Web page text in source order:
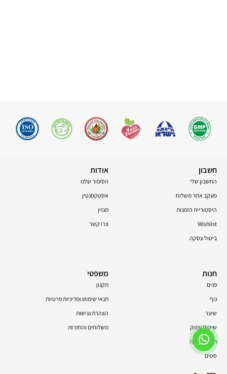
חשבון
החשבון שלי
מעקב אחר משלוח
היסטוריית הזמנות
Wishlist
ביטול עסקה
אודות
הסיפור שלנו
אסטקסנטין
מגזין
צרו קשר
חנות
פנים
גוף
שיער
שיקום עמוק
תוספי תזונה
סטים
משפטי
תקנון
תנאי שימוש ומדיניות פרטיות
הצהרת נגישות
משלוחים והחזרות